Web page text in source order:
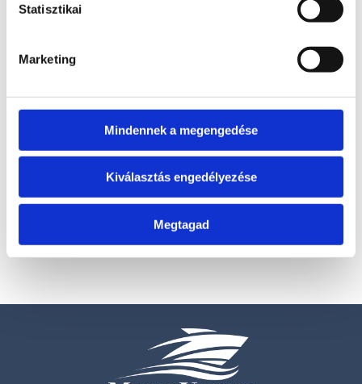
Statisztikai
Marketing
Mindennek a megengedése
Kiválasztás engedélyezése
Megtagad
A modell áráról a
árlista táblázatában
tájékozódhat.
OYSTER BIG FOOT SAIL
A modell áráról a
letölthető aktuális
árlista táblázatában
tájékozódhat.